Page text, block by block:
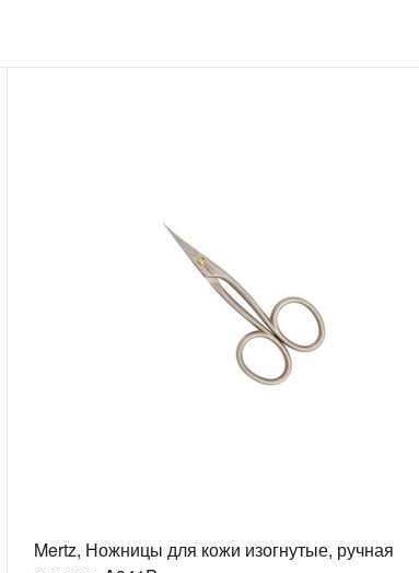
Mertz, Ножницы для кожи изогнутые, ручная